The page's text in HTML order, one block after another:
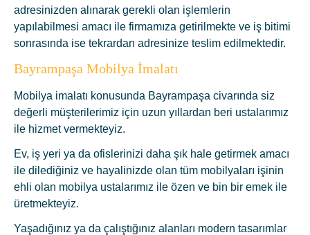
adresinizden alınarak gerekli olan işlemlerin
yapılabilmesi amacı ile firmamıza getirilmekte ve iş bitimi
sonrasında ise tekrardan adresinize teslim edilmektedir.
Bayrampaşa Mobilya İmalatı
Mobilya imalatı konusunda Bayrampaşa civarında siz
değerli müşterilerimiz için uzun yıllardan beri ustalarımız
ile hizmet vermekteyiz.
Ev, iş yeri ya da ofislerinizi daha şık hale getirmek amacı
ile dilediğiniz ve hayalinizde olan tüm mobilyaları işinin
ehli olan mobilya ustalarımız ile özen ve bin bir emek ile
üretmekteyiz.
Yaşadığınız ya da çalıştığınız alanları modern tasarımlar